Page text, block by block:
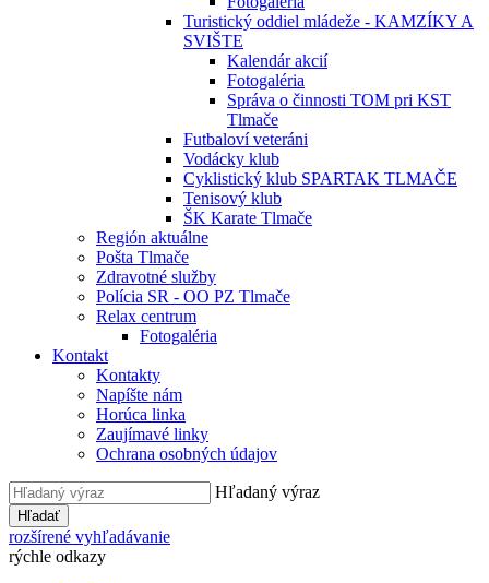
Turistický oddiel mládeže - KAMZÍKY A
SVIŠTE
Kalendár akcií
Fotogaléria
Správa o činnosti TOM pri KST
Tlmače
Futbaloví veteráni
Vodácky klub
Cyklistický klub SPARTAK TLMAČE
Tenisový klub
ŠK Karate Tlmače
Región aktuálne
Pošta Tlmače
Zdravotné služby
Polícia SR - OO PZ Tlmače
Relax centrum
Fotogaléria
Kontakt
Kontakty
Napíšte nám
Horúca linka
Zaujímavé linky
Ochrana osobných údajov
Hľadaný výraz
Hľadať
rozšírené vyhľadávanie
rýchle odkazy